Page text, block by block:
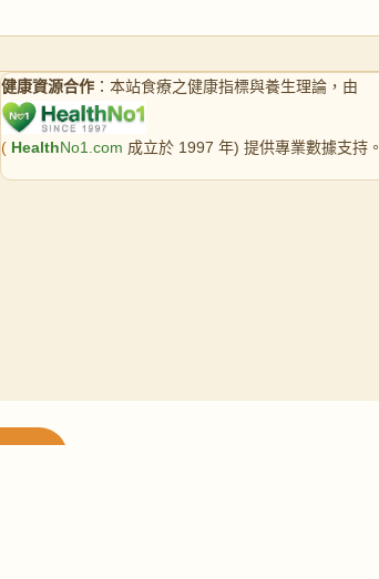
健康資源合作 ：本站食療之健康指標與養生理論，由
( HealthNo1.com 成立於 1997 年) 提供專業數據支持。